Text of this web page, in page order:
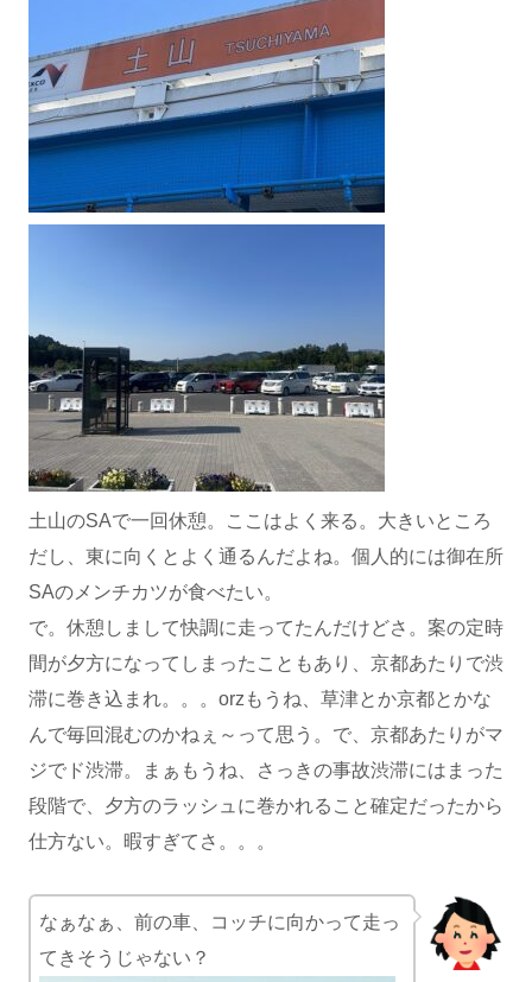
土山のSAで一回休憩。ここはよく来る。大きいところ
だし、東に向くとよく通るんだよね。個人的には御在所
SAのメンチカツが食べたい。
で。休憩しまして快調に走ってたんだけどさ。案の定時
間が夕方になってしまったこともあり、京都あたりで渋
滞に巻き込まれ。。。orzもうね、草津とか京都とかな
んで毎回混むのかねぇ～って思う。で、京都あたりがマ
ジでド渋滞。まぁもうね、さっきの事故渋滞にはまった
段階で、夕方のラッシュに巻かれること確定だったから
仕方ない。暇すぎてさ。。。
なぁなぁ、前の車、コッチに向かって走っ
てきそうじゃない？